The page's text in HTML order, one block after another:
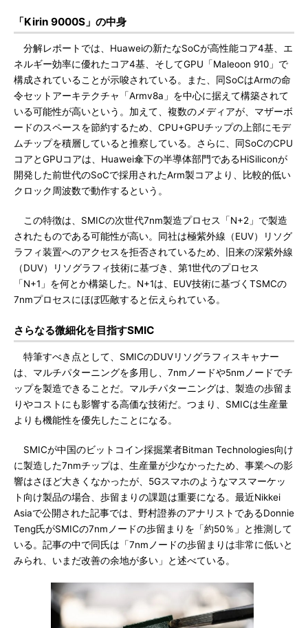
「Kirin 9000S」の中身
分解レポートでは、Huaweiの新たなSoCが高性能コア4基、エ
ネルギー効率に優れたコア4基、そしてGPU「Maleoon 910」で
構成されていることが示唆されている。また、同SoCはArmの命
令セットアーキテクチャ「Armv8a」を中心に据えて構築されて
いる可能性が高いという。加えて、複数のメディアが、マザーボ
ードのスペースを節約するため、CPU+GPUチップの上部にモデ
ムチップを積層していると推察している。さらに、同SoCのCPU
コアとGPUコアは、Huawei傘下の半導体部門であるHiSiliconが
開発した前世代のSoCで採用されたArm製コアより、比較的低い
クロック周波数で動作するという。
この特徴は、SMICの次世代7nm製造プロセス「N+2」で製造
されたものである可能性が高い。同社は極紫外線（EUV）リソグ
ラフィ装置へのアクセスを拒否されているため、旧来の深紫外線
（DUV）リソグラフィ技術に基づき、第1世代のプロセス
「N+1」を何とか構築した。N+1は、EUV技術に基づくTSMCの
7nmプロセスにほぼ匹敵すると伝えられている。
さらなる微細化を目指すSMIC
特筆すべき点として、SMICのDUVリソグラフィスキャナー
は、マルチパターニングを多用し、7nmノードや5nmノードでチ
ップを製造できることだ。マルチパターニングは、製造の歩留ま
りやコストにも影響する高価な技術だ。つまり、SMICは生産量
よりも機能性を優先したことになる。
SMICが中国のビットコイン採掘業者Bitman Technologies向け
に製造した7nmチップは、生産量が少なかったため、事業への影
響はさほど大きくなかったが、5Gスマホのようなマスマーケッ
ト向け製品の場合、歩留まりの課題は重要になる。最近Nikkei
Asiaで公開された記事では、野村證券のアナリストであるDonnie
Teng氏がSMICの7nmノードの歩留まりを「約50％」と推測して
いる。記事の中で同氏は「7nmノードの歩留まりは非常に低いと
みられ、いまだ改善の余地が多い」と述べている。